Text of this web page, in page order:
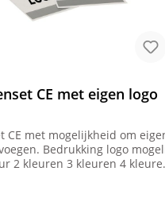
CE met eigen logo
CE met mogelijkheid om
Bedrukking logo
2 kleuren 3 kleuren 4